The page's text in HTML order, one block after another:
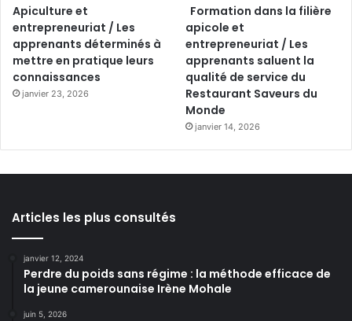
Apiculture et
entrepreneuriat / Les
apprenants déterminés à
mettre en pratique leurs
connaissances
janvier 23, 2026
Formation dans la filière
apicole et
entrepreneuriat / Les
apprenants saluent la
qualité de service du
Restaurant Saveurs du
Monde
janvier 14, 2026
Articles les plus consultés
janvier 12, 2024
Perdre du poids sans régime : la méthode efficace de
la jeune camerounaise Irène Mohale
juin 5, 2026